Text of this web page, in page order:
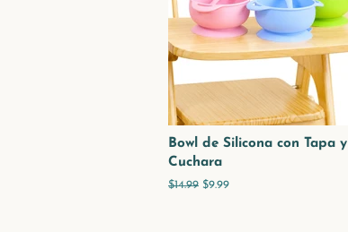
Bowl de Silicona con Tapa y
Cuchara
Precio
$14.99 Precio
$9.99